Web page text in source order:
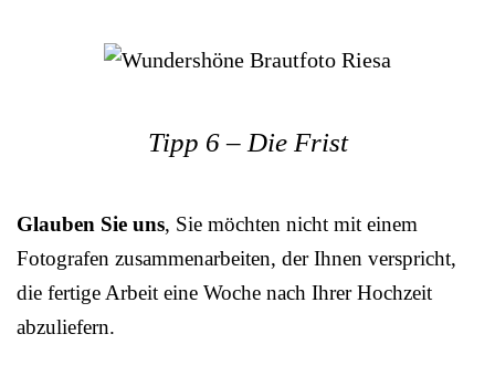
Tipp 6 – Die Frist
Glauben Sie uns, Sie möchten nicht mit einem
Fotografen zusammenarbeiten, der Ihnen verspricht,
die fertige Arbeit eine Woche nach Ihrer Hochzeit
abzuliefern.